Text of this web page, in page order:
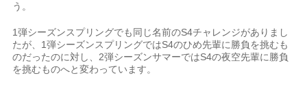
う。
1弾シーズンスプリングでも同じ名前のS4チャレンジがありまし
たが、1弾シーズンスプリングではS4のひめ先輩に勝負を挑むも
のだったのに対し、2弾シーズンサマーではS4の夜空先輩に勝負
を挑むものへと変わっています。